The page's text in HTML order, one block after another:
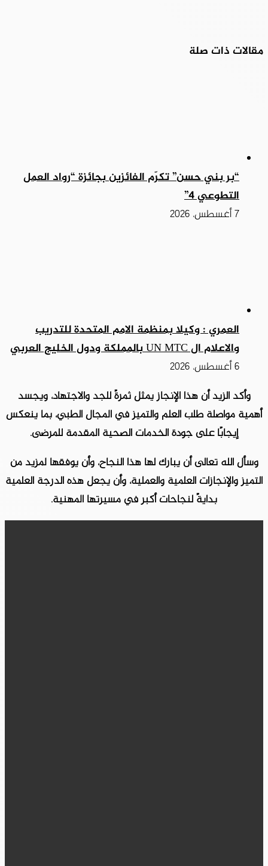
مقالات ذات صلة
“بر بني حسن” تكرّم الفائزين بجائزة “رواد العمل
التطوعي 4”
7 أغسطس، 2026
العمري : وكيلا بمنظمة الامم المتحدة للتدريب
والاعلام ال UN MTC بالمملكة ودول الخليج العربي
6 أغسطس، 2026
وأكد الزيد أن هذا الإنجاز يمثل ثمرةً للجد والاجتهاد، ويجسد
أهمية مواصلة طلب العلم والتميز في المجال الطبي، بما ينعكس
إيجابًا على جودة الخدمات الصحية المقدمة للمرضى.
وسأل الله تعالى أن يبارك لها هذا النجاح، وأن يوفقها لمزيد من
التميز والإنجازات العلمية والعملية، وأن يجعل هذه الدرجة العلمية
بدايةً لنجاحات أكبر في مسيرتها المهنية.